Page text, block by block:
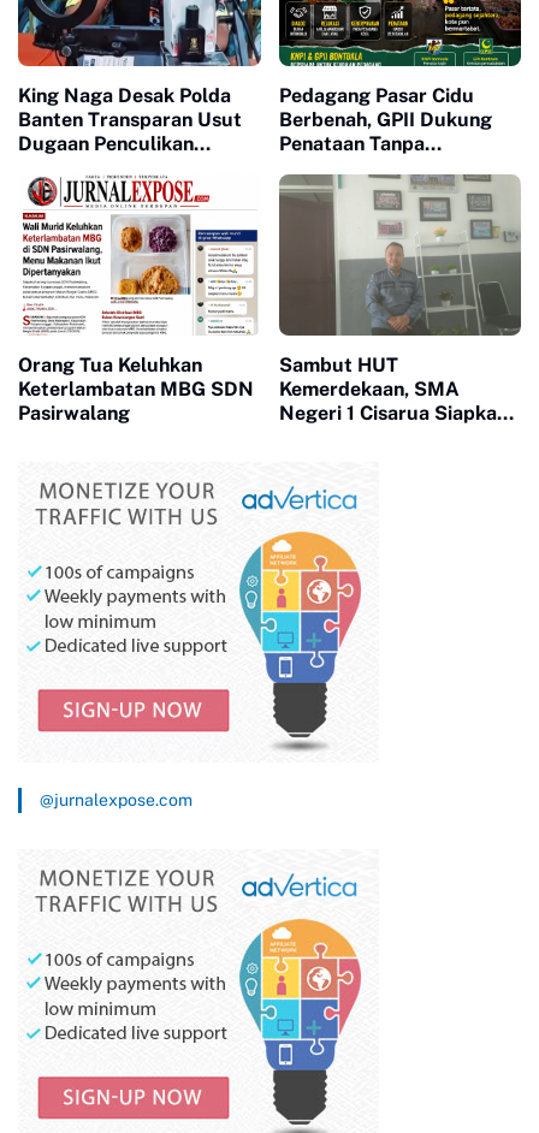
King Naga Desak Polda
Banten Transparan Usut
Dugaan Penculikan
Pedagang Pasar Cidu
Berbenah, GPII Dukung
Penataan Tanpa
Orang Tua Keluhkan
Keterlambatan MBG SDN
Pasirwalang
Sambut HUT
Kemerdekaan, SMA
Negeri 1 Cisarua Siapkan
@jurnalexpose.com